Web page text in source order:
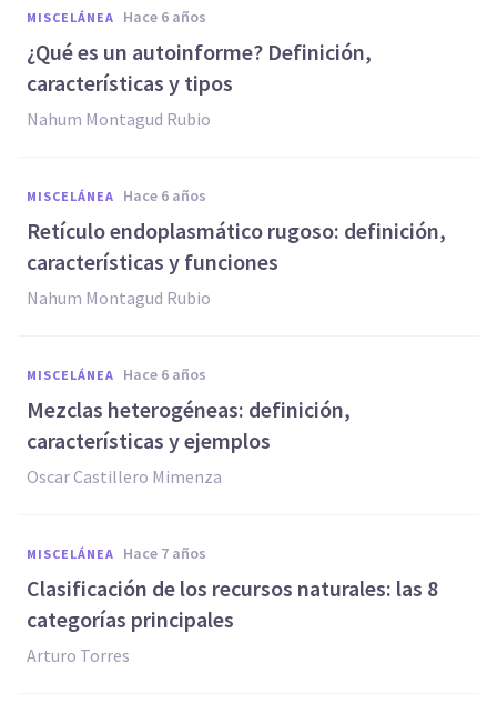
MISCELÁNEA hace 6 años
¿Qué es un autoinforme? Definición,
características y tipos
Nahum Montagud Rubio
MISCELÁNEA hace 6 años
Retículo endoplasmático rugoso: definición,
características y funciones
Nahum Montagud Rubio
MISCELÁNEA hace 6 años
Mezclas heterogéneas: definición,
características y ejemplos
Oscar Castillero Mimenza
MISCELÁNEA hace 7 años
Clasificación de los recursos naturales: las 8
categorías principales
Arturo Torres